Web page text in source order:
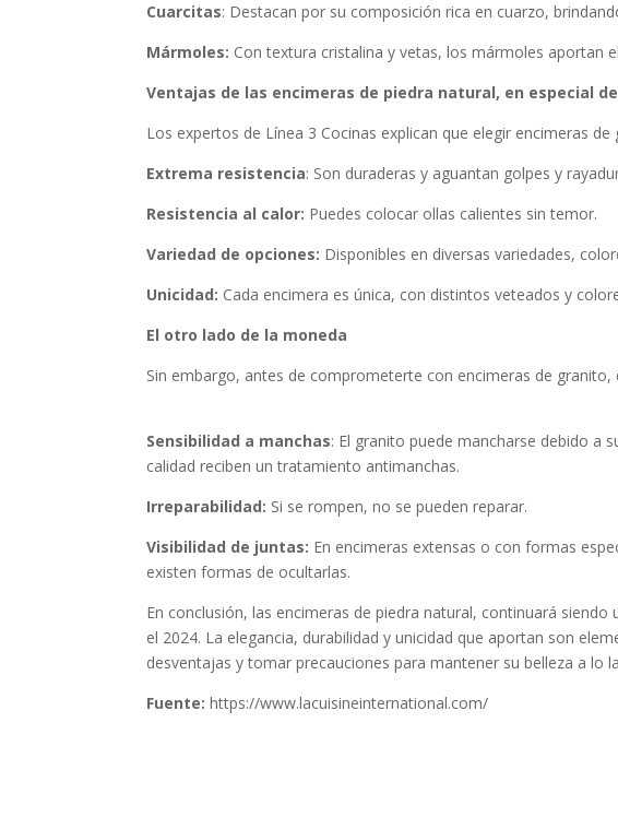
Cuarcitas: Destacan por su composición rica en cuarzo,
Mármoles: Con textura cristalina y vetas, los mármoles aportan
Ventajas de las encimeras de piedra natural, en especial
Los expertos de Línea 3 Cocinas explican que elegir encimeras
Extrema resistencia: Son duraderas y aguantan golpes y
Resistencia al calor: Puedes colocar ollas calientes sin temor.
Variedad de opciones: Disponibles en diversas variedades,
Unicidad: Cada encimera es única, con distintos veteados y
El otro lado de la moneda
Sin embargo, antes de comprometerte con encimeras de
Sensibilidad a manchas: El granito puede mancharse debido a
calidad reciben un tratamiento antimanchas.
Irreparabilidad: Si se rompen, no se pueden reparar.
Visibilidad de juntas: En encimeras extensas o con formas
existen formas de ocultarlas.
En conclusión, las encimeras de piedra natural, continuará
el 2024. La elegancia, durabilidad y unicidad que aportan son
desventajas y tomar precauciones para mantener su belleza a lo
Fuente: https://www.lacuisineinternational.com/